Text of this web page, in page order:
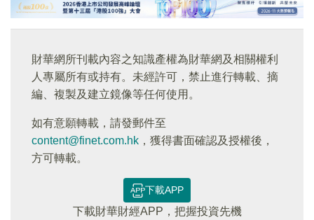
財華網所刊載內容之知識產權為財華網及相關權利
人專屬所有或持有。未經許可，禁止進行轉載、摘
編、複製及建立鏡像等任何使用。
如有意願轉載，請發郵件至
content@finet.com.hk ，獲得書面確認及授權後，
方可轉載。
下載APP
下載財華財經APP，把握投資先機